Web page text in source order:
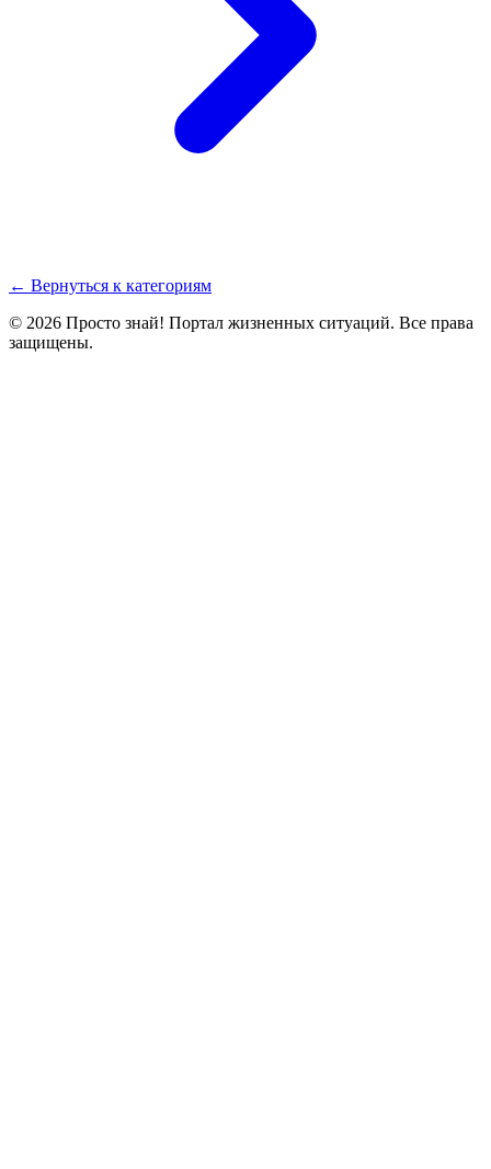
← Вернуться к категориям
© 2026 Просто знай! Портал жизненных ситуаций. Все права
защищены.